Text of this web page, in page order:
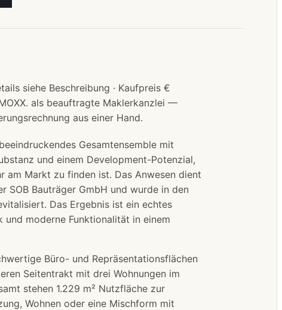
siehe Beschreibung · Kaufpreis €
als beauftragte Maklerkanzlei —
aus einer Hand.
Gesamtensemble mit
und einem Development-Potenzial,
am Markt zu finden ist. Das Anwesen dient
SOB Bauträger GmbH und wurde in den
Das Ergebnis ist ein echtes
und moderne Funktionalität in einem
Büro- und Repräsentationsflächen
Seitentrakt mit drei Wohnungen im
stehen 1.229 m² Nutzfläche zur
Wohnen oder eine Mischform mit